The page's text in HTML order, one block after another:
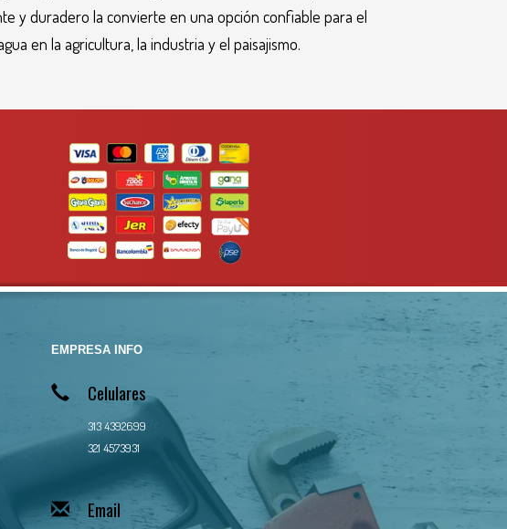
y duradero la convierte en una opción confiable para el
en la agricultura, la industria y el paisajismo.
EMPRESA INFO
Celulares
313 4392699
321 4573931
Email